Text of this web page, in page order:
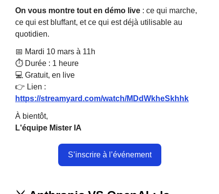
On vous montre tout en démo live : ce qui marche,
ce qui est bluffant, et ce qui est déjà utilisable au
quotidien.
📅 Mardi 10 mars à 11h
⏱️ Durée : 1 heure
💻 Gratuit, en live
👉 Lien :
https://streamyard.com/watch/MDdWkheSkhhk
À bientôt,
L'équipe Mister IA
S’inscrire à l’événement